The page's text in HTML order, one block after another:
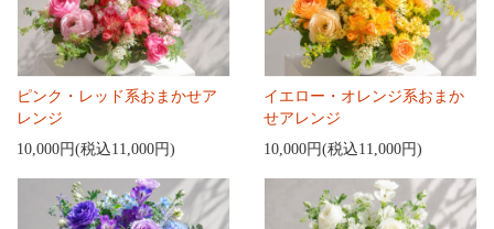
ピンク・レッド系おまかせア
レンジ
10,000円(税込11,000円)
イエロー・オレンジ系おまか
せアレンジ
10,000円(税込11,000円)